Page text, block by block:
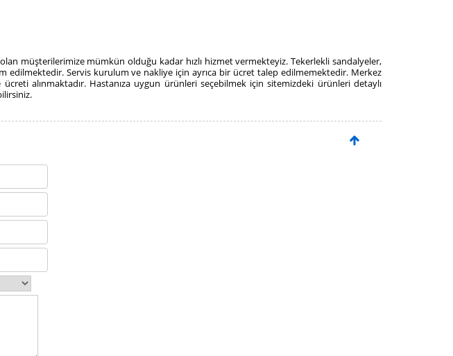
müşterilerimize mümkün olduğu kadar hızlı hizmet vermekteyiz. Tekerlekli sandalyeler,
edilmektedir. Servis kurulum ve nakliye için ayrıca bir ücret talep edilmemektedir. Merkez
ücreti alınmaktadır. Hastanıza uygun ürünleri seçebilmek için sitemizdeki ürünleri detaylı